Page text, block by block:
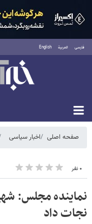
فارسی العربية English
جمعه ۱۶ مرداد ۱۴۰۵
صفحه اصلی اخبار سیاسی
۰ نفر
نماینده مجلس:
نجات داد